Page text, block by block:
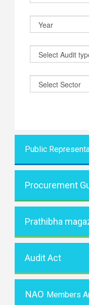
Public
Procurement
Prathibha
Audit Act
NAO Members